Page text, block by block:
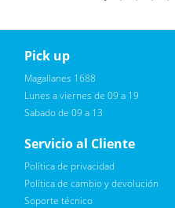
Reciba novedades,
Pick up
Magallanes 1688
Lunes a viernes de 09 a 19
Sabado de 09 a 13
Servicio al Cliente
Política de privacidad
Política de cambio y devolución
Soporte técnico